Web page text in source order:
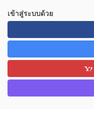
เข้าสู่ระบบด้วย